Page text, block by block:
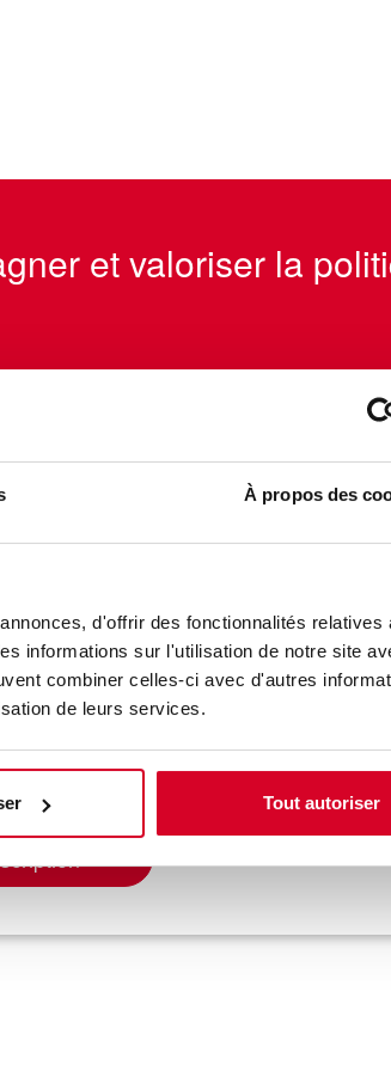
À propos des
d'offrir des fonctionnalités relatives
informations sur l'utilisation de notre site
combiner celles-ci avec d'autres
de leurs services.
Tout autoriser
et valoriser la
- PARIS -